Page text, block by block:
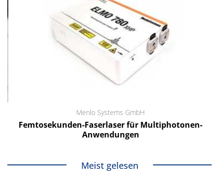
Menlo Systems GmbH
Femtosekunden-Faserlaser für Multiphotonen-
Anwendungen
Meist gelesen